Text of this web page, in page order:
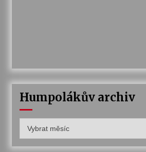
Humpolákův archiv
archiv